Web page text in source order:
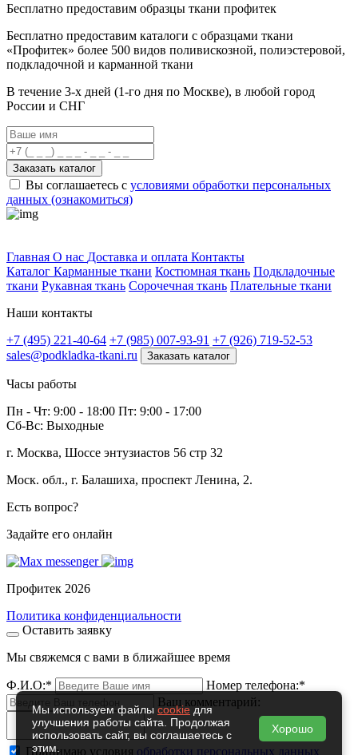
Бесплатно предоставим образцы ткани профитек
Бесплатно предоставим каталоги с образцами ткани
«Профитек» более 500 видов поливискозной, полиэстеровой,
подкладочной и карманной ткани
В течение 3-х дней (1-го дня по Москве), в любой город
России и СНГ
Заказать каталог
Вы соглашаетесь с условиями обработки персональных
данных (ознакомиться)
Главная О нас Доставка и оплата Контакты
Каталог Карманные ткани Костюмная ткань Подкладочные
ткани Рукавная ткань Сорочечная ткань Плательные ткани
Наши контакты
+7 (495) 221-40-64 +7 (985) 007-93-91 +7 (926) 719-52-53
sales@podkladka-tkani.ru
Заказать каталог
Часы работы
Пн - Чт: 9:00 - 18:00 Пт: 9:00 - 17:00
Сб-Вс: Выходные
г. Москва, Шоссе энтузиастов 56 стр 32
Моск. обл., г. Балашиха, проспект Ленина, 2.
Есть вопрос?
Задайте его онлайн
Профитек 2026
Политика конфиденциальности
Оставить заявку
Мы свяжемся с вами в ближайшее время
Ф.И.О:* Номер телефона:*
Ваш комментарий:
Принимаю условия обработки персональных данных
Мы используем файлы cookieдля
улучшения работы сайта. Продолжая
использовать сайт, вы соглашаетесь с
этим.
Хорошо